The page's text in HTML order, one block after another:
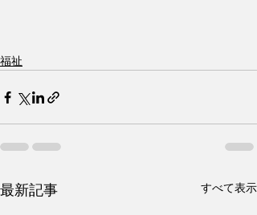
福祉
最新記事 すべて表示